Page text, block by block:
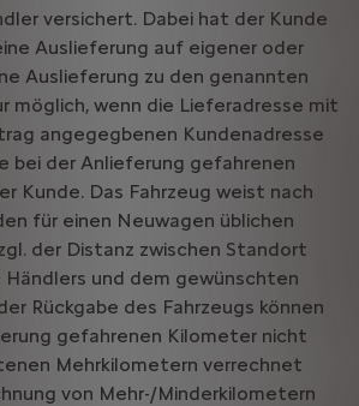
versichert. Dabei hat der Kunde
Auslieferung auf eigener oder
Auslieferung zu den genannten
möglich, wenn die Lieferadresse mit
angegegbenen Kundenadresse
bei der Anlieferung gefahrenen
Kunde. Das Fahrzeug weist nach
für einen Neuwagen üblichen
der Distanz zwischen Standort
und dem gewünschten
Rückgabe des Fahrzeugs können
gefahrenen Kilometer nicht
Mehrkilometern verrechnet
von Mehr-/Minderkilometern